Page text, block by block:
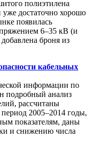
полиэтилена
достаточно хорошо
появилась
6–35 кВ (и
броня из
кабельных
информации по
подробный анализ
рассчитаны
период 2005–2014 годы,
показателям, даны
и снижению числа